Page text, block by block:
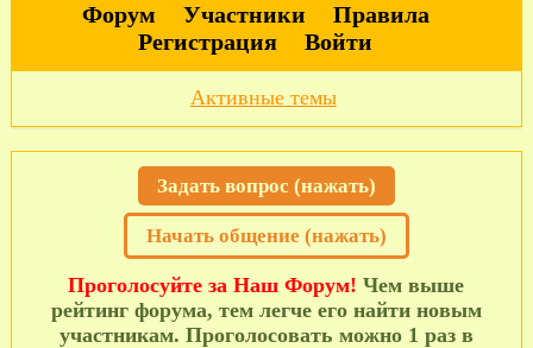
Форум Участники
Правила
Регистрация
Войти
Активные темы
Задать вопрос (нажать)
Начать общение (нажать)
Проголосуйте за Наш Форум! Чем выше
рейтинг форума, тем легче его найти новым
участникам. Проголосовать можно 1 раз в